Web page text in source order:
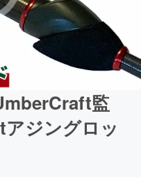
監
ジングロッ